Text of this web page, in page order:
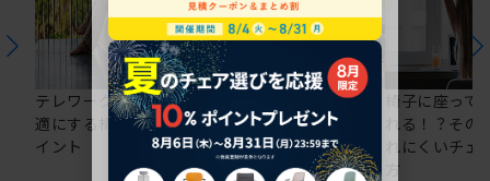
テレワークの仕事を快
適にする椅子選びのポ
イント
在宅ワークにおすすめ
のオフィスチェア5選
椅子に座っ
れる！？その
れにくいチェ
方